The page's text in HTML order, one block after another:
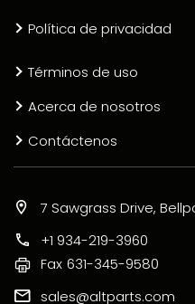
Política de privacidad
Términos de uso
Acerca de nosotros
Contáctenos
7 Sawgrass Drive,
+1 934-219-3960
Fax 631-345-9580
sales@altparts.com